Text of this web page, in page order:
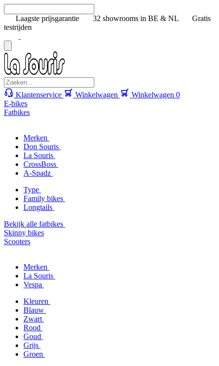
Laagste prijsgarantie 32 showrooms in BE & NL
Gratis
testrijden
Klantenservice Winkelwagen Winkelwagen 0
E-bikes
Fatbikes
Merken
Don Souris
La Souris
CrossBoss
A-Spadz
Type
Family bikes
Longtails
Bekijk alle fatbikes
Skinny bikes
Scooters
Merken
La Souris
Vespa
Kleuren
Blauw
Zwart
Rood
Goud
Grijs
Groen